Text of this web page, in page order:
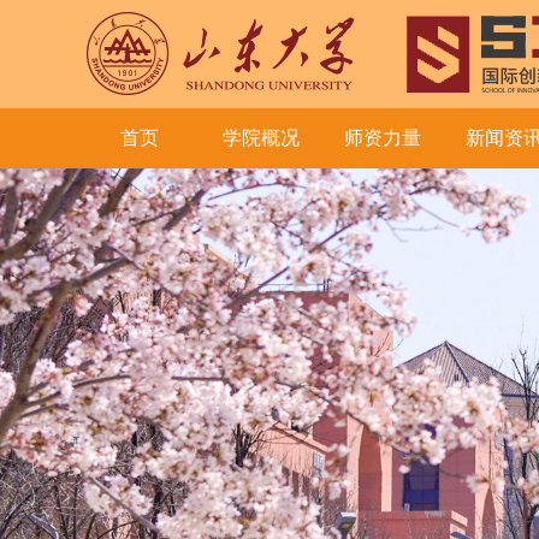
首页 学院概况 师资力量 新闻资